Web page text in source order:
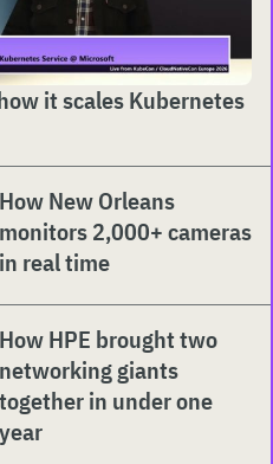
it scales Kubernetes
How New Orleans
monitors 2,000+ cameras
in real time
How HPE brought two
networking giants
together in under one
year